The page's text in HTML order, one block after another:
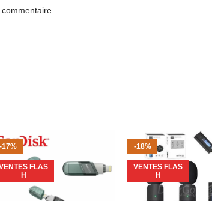
-17%
FLAS
H
-18%
VENTES FLAS
H